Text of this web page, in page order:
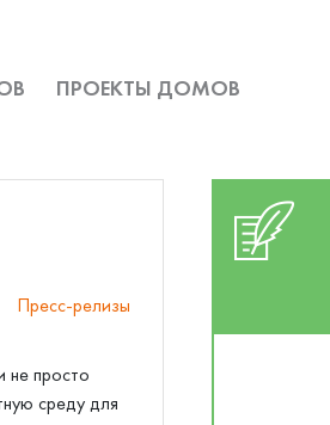
ПРОЕКТЫ ДОМОВ
Пресс-релизы
не просто
среду для